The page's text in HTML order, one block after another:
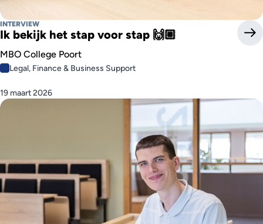
INTERVIEW
Ik bekijk het stap voor stap 🙌🏼
MBO College Poort
Legal, Finance & Business Support
19 maart 2026